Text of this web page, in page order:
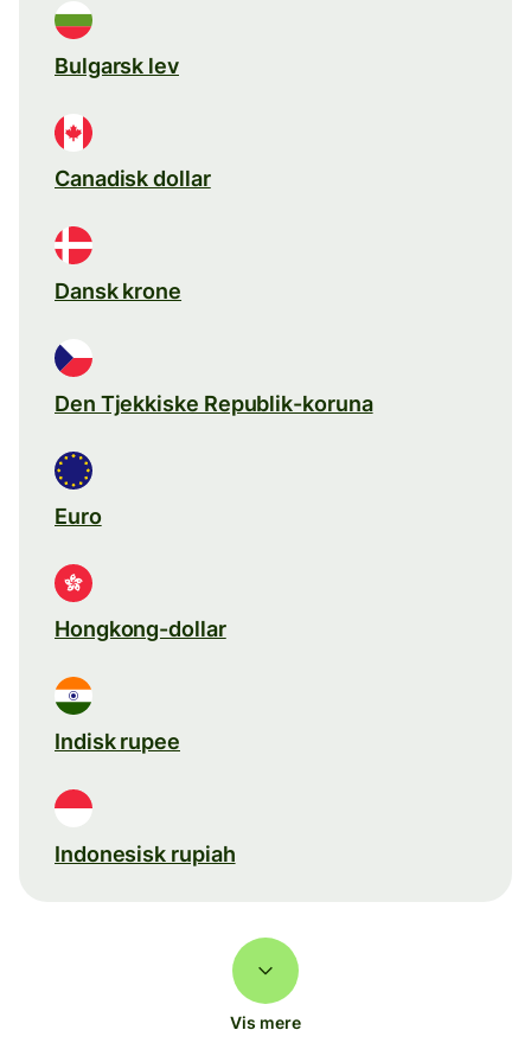
Bulgarsk lev
Canadisk dollar
Dansk krone
Den Tjekkiske Republik-koruna
Euro
Hongkong-dollar
Indisk rupee
Indonesisk rupiah
Vis mere